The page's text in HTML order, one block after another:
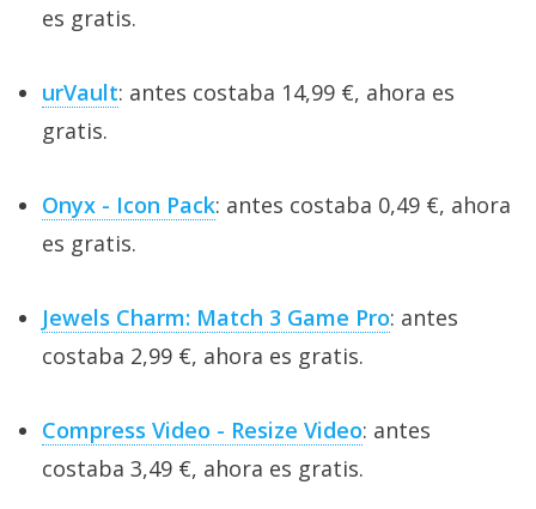
es gratis.
urVault: antes costaba 14,99 €, ahora es
gratis.
Onyx - Icon Pack: antes costaba 0,49 €, ahora
es gratis.
Jewels Charm: Match 3 Game Pro: antes
costaba 2,99 €, ahora es gratis.
Compress Video - Resize Video: antes
costaba 3,49 €, ahora es gratis.